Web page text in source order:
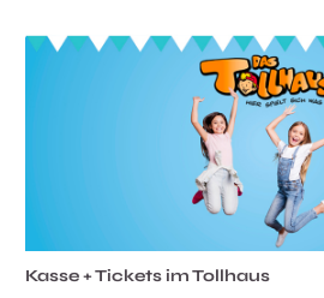
Kasse + Tickets im Tollhaus